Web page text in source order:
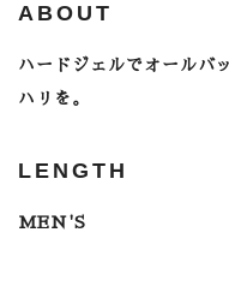
ABOUT
ハードジェルでオールバ
ハリを。
LENGTH
MEN'S